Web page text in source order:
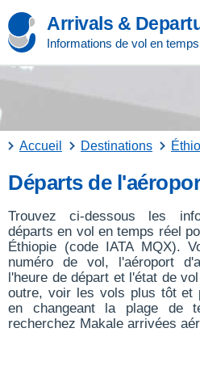
Arrivals &
Informations de vol en
Accueil Destinations
Départs de
Trouvez ci-dessous les
départs en vol en temps réel
Éthiopie (code IATA MQX).
numéro de vol, l'aéroport
l'heure de départ et l'état de
outre, voir les vols plus tôt et
en changeant la plage de
recherchez Makale arrivées